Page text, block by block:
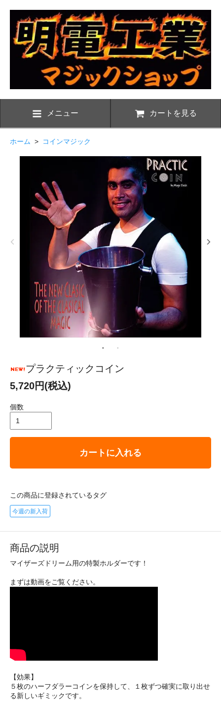
メニュー カートを見る
ホーム > コインマジック
プラクティックコイン
5,720円(税込)
個数
カートに入れる
この商品に登録されているタグ
今週の新入荷
商品の説明
マイザーズドリーム用の特製ホルダーです！
まずは動画をご覧ください。
【効果】
５枚のハーフダラーコインを保持して、１枚ずつ確実に取り出せ
る新しいギミックです。